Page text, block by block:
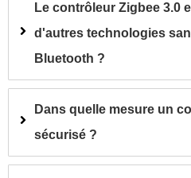
Le contrôleur Zigbee 3.0
d'autres technologies
Bluetooth ?
Dans quelle mesure un
sécurisé ?